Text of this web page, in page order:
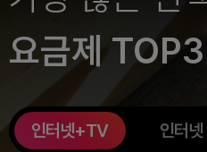
요금제 TOP3
인터넷+TV 인터넷